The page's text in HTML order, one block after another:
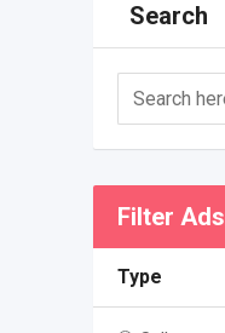
Search
Filter Ads
Type